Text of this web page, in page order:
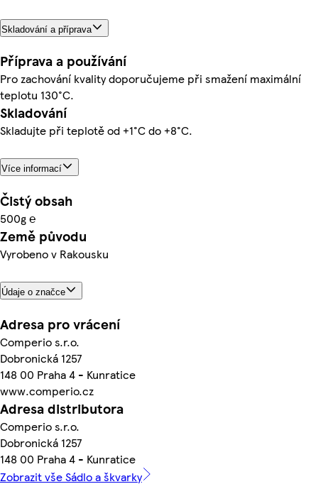
Skladování a příprava
Příprava a používání
Pro zachování kvality doporučujeme při smažení maximální
teplotu 130°C.
Skladování
Skladujte při teplotě od +1°C do +8°C.
Více informací
Čistý obsah
500g ℮
Země původu
Vyrobeno v Rakousku
Údaje o značce
Adresa pro vrácení
Comperio s.r.o.
Dobronická 1257
148 00 Praha 4 - Kunratice
www.comperio.cz
Adresa distributora
Comperio s.r.o.
Dobronická 1257
148 00 Praha 4 - Kunratice
Zobrazit vše Sádlo a škvarky